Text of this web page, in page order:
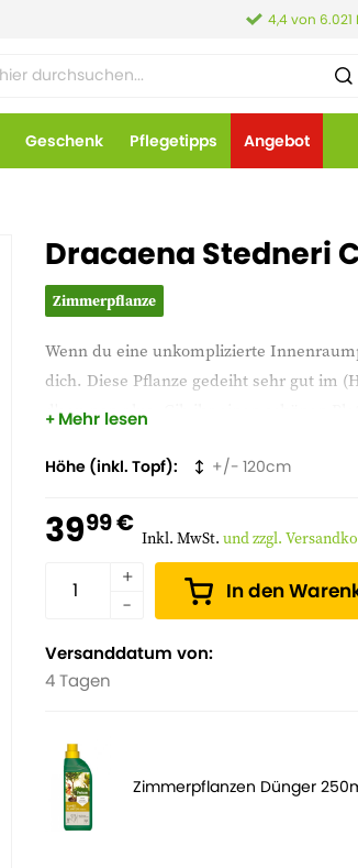
4,4 von
Geschenk Pflegetipps Angebot
Dracaena Stedneri
Zimmerpflanze
Wenn du eine unkomplizierte
dich. Diese Pflanze gedeiht sehr gut im
d'eau non plus. Gib ihr einen schönen
Mehr lesen
Höhe (inkl. Topf) 120
3999 € Inkl. MwSt.und zzgl.
In den
Versanddatum von:
4 Tagen
Zimmerpflanzen Dünger